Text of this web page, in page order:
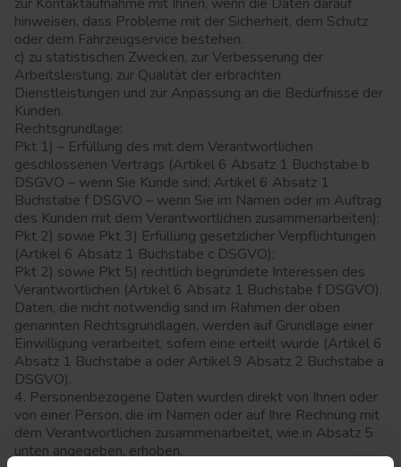
hinweisen, dass Probleme mit der Sicherheit, dem Schutz
oder dem Fahrzeugservice bestehen.
c) zu statistischen Zwecken, zur Verbesserung der
Arbeitsleistung, zur Qualität der erbrachten
Dienstleistungen und zur Anpassung an die Bedürfnisse der
Kunden.
Rechtsgrundlage:
Pkt 1) – Erfüllung des mit dem Verantwortlichen
geschlossenen Vertrags (Artikel 6 Absatz 1 Buchstabe b
DSGVO – wenn Sie Kunde sind; Artikel 6 Absatz 1
Buchstabe f DSGVO – wenn Sie im Namen oder im Auftrag
des Kunden mit dem Verantwortlichen zusammenarbeiten);
Pkt 2) sowie Pkt 3) Erfüllung gesetzlicher Verpflichtungen
(Artikel 6 Absatz 1 Buchstabe c DSGVO);
Pkt 2) sowie Pkt 5) rechtlich begründete Interessen des
Verantwortlichen (Artikel 6 Absatz 1 Buchstabe f DSGVO).
Daten, die nicht notwendig sind im Rahmen der oben
genannten Rechtsgrundlagen, werden auf Grundlage einer
Einwilligung verarbeitet, sofern eine erteilt wurde (Artikel 6
Absatz 1 Buchstabe a oder Artikel 9 Absatz 2 Buchstabe a
DSGVO).
4. Personenbezogene Daten wurden direkt von Ihnen oder
von einer Person, die im Namen oder auf Ihre Rechnung mit
dem Verantwortlichen zusammenarbeitet, wie in Absatz 5
unten angegeben, erhoben.